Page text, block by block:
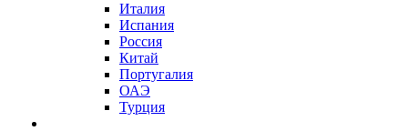
Италия
Испания
Россия
Китай
Португалия
ОАЭ
Турция